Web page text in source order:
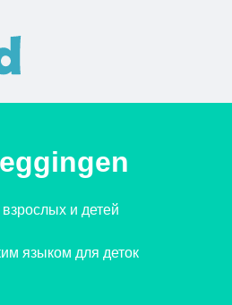
и детей
языком для деток